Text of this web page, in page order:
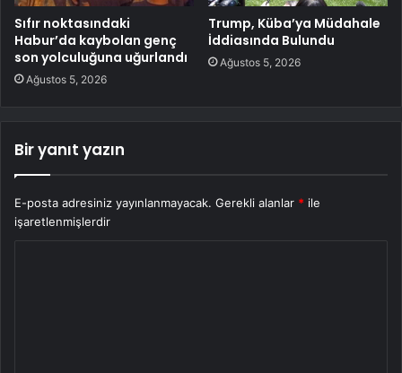
Sıfır noktasındaki
Habur’da kaybolan genç
son yolculuğuna uğurlandı
Ağustos 5, 2026
Trump, Küba’ya Müdahale
İddiasında Bulundu
Ağustos 5, 2026
Bir yanıt yazın
E-posta adresiniz yayınlanmayacak. Gerekli alanlar * ile
işaretlenmişlerdir